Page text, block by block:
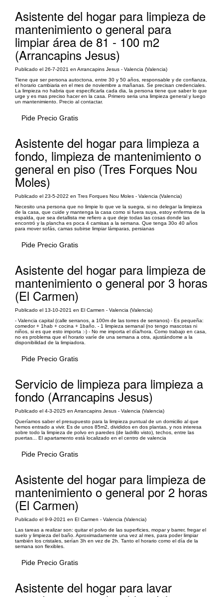
Asistente del hogar para limpieza de
mantenimiento o general para
limpiar área de 81 - 100 m2
(Arrancapins Jesus)
Publicado el 26-7-2021 en Arrancapins Jesus - Valencia (Valencia)
Tiene que ser persona autoctona, entre 30 y 50 años, responsable y de confianza,
el horario cambiaria en el mes de noviembre a mañanas. Se precisan credenciales.
La limpieza no habria que especificarla cada dia, la persona tiene que saber lo que
urge y es mas preciso hacer en la casa. Primero seria una limpieza general y luego
un mantenimiento. Precio al contactar.
Pide Precio Gratis
Asistente del hogar para limpieza a
fondo, limpieza de mantenimiento o
general en piso (Tres Forques Nou
Moles)
Publicado el 23-5-2022 en Tres Forques Nou Moles - Valencia (Valencia)
Necesito una persona que no limpie lo que ve la suegra, si no delegar la limpieza
de la casa, que cuide y mantenga la casa como si fuera suya, estoy enferma de la
espalda, que sea detallista me refiero a que deje todas las cosas donde las
encontró y la plancha es poca 4 camisas a la semana. Que tenga 30o 40 años
para mover sofás, camas subirse limpiar lámparas, persianas
Pide Precio Gratis
Asistente del hogar para limpieza de
mantenimiento o general por 3 horas
(El Carmen)
Publicado el 13-10-2021 en El Carmen - Valencia (Valencia)
- Valencia capital (calle serranos, a 100m de las torres de serranos) - Es pequeña:
comedor + 1hab + cocina + 1baño. - 1 limpieza semanal (no tengo mascotas ni
niños, si es que esto importa :-) - No me importa el día/hora. Como trabajo en casa,
no es problema que el horario varíe de una semana a otra, ajustándome a la
disponibilidad de la limpiadora.
Pide Precio Gratis
Servicio de limpieza para limpieza a
fondo (Arrancapins Jesus)
Publicado el 4-3-2025 en Arrancapins Jesus - Valencia (Valencia)
Queríamos saber el presupuesto para la limpieza puntual de un domicilio al que
hemos entrado a vivir. Es de unos 85m2, divididos en dos plantas, y nos interesa
sobre todo la limpieza de polvo en paredes (de ladrillo visto), techos, entre las
puertas... El apartamento está localizado en el centro de valencia
Pide Precio Gratis
Asistente del hogar para limpieza de
mantenimiento o general por 2 horas
(El Carmen)
Publicado el 9-9-2021 en El Carmen - Valencia (Valencia)
Las tareas a realizar son: quitar el polvo de las superficies, mopar y barrer, fregar el
suelo y limpieza del baño. Aproximadamente una vez al mes, para poder limpiar
también los cristales, serían 3h en vez de 2h. Tanto el horario como el día de la
semana son flexibles.
Pide Precio Gratis
Asistente del hogar para lavar